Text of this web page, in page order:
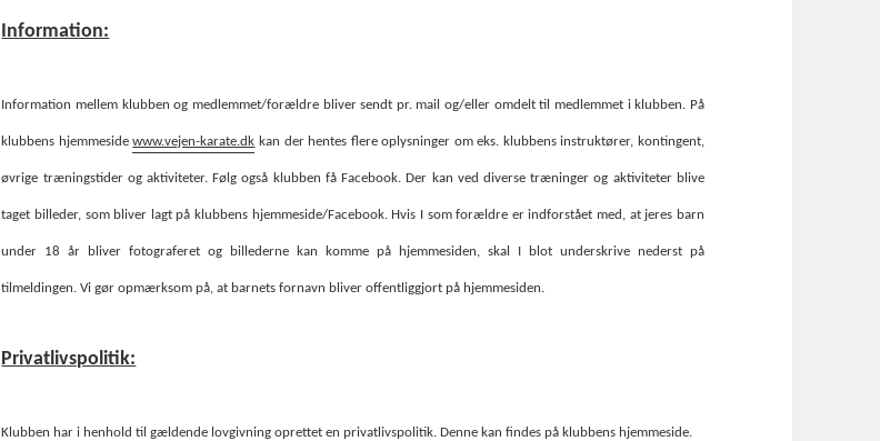
Information:
Information mellem klubben og medlemmet/forældre bliver sendt pr. mail og/eller omdelt til medlemmet i klubben. På
klubbens hjemmesidewww.vejen-karate.dk kan der hentes flere oplysninger om eks. klubbens instruktører, kontingent,
øvrige træningstider og aktiviteter. Følg også klubben få Facebook. Der kan ved diverse træninger og aktiviteter blive
taget billeder, som bliver lagt på klubbens hjemmeside/Facebook. Hvis I som forældre er indforstået med, at jeres barn
under 18 år bliver fotograferet og billederne kan komme på hjemmesiden, skal I blot underskrive nederst på
tilmeldingen. Vi gør opmærksom på, at barnets fornavn bliver offentliggjort på hjemmesiden.
Privatlivspolitik:
Klubben har i henhold til gældende lovgivning oprettet en privatlivspolitik. Denne kan findes på klubbens hjemmeside.